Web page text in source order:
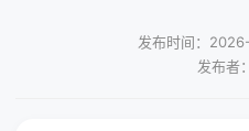
发布时间：
发布者